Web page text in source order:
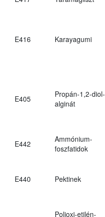
E416 Karayagumi
E405
Propán-1,2-diol-
alginát
E442
Ammónium-
foszfatidok
E440 Pektinek
Polioxi-etilén-